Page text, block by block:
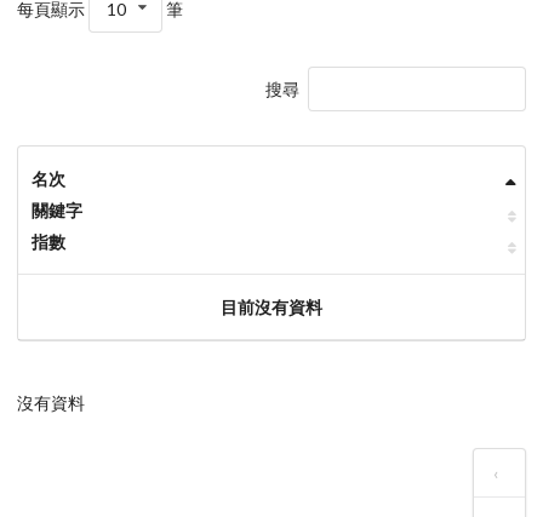
每頁顯示 10 筆
搜尋
名次
關鍵字
指數
目前沒有資料
沒有資料
‹